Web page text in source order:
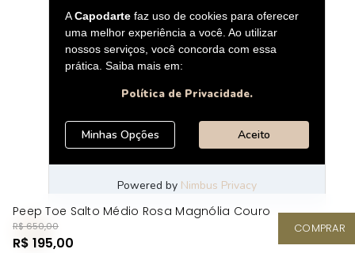
Peep Toe Salto Médio Rosa Magnólia Couro
R$ 650,00
R$ 195,00
COMPRAR